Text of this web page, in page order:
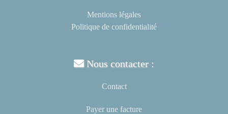
Mentions légales
Politique de confidentialité
Nous contacter :
Contact
Payer une facture